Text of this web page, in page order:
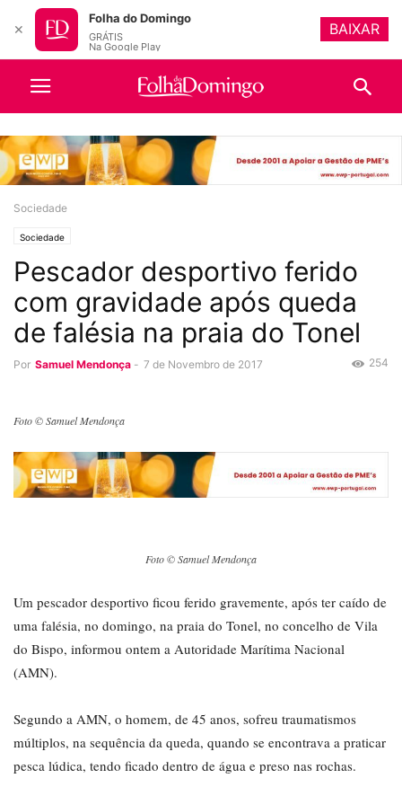
Sociedade
Sociedade
Pescador desportivo ferido
com gravidade após queda
de falésia na praia do Tonel
Por Samuel Mendonça - 7 de Novembro de 2017 254
Foto © Samuel Mendonça
Foto © Samuel Mendonça
Um pescador desportivo ficou ferido gravemente, após ter caído de
uma falésia, no domingo, na praia do Tonel, no concelho de Vila
do Bispo, informou ontem a Autoridade Marítima Nacional
(AMN).
Segundo a AMN, o homem, de 45 anos, sofreu traumatismos
múltiplos, na sequência da queda, quando se encontrava a praticar
pesca lúdica, tendo ficado dentro de água e preso nas rochas.
✕
Folha do Domingo
GRÁTIS
Na Google Play
BAIXAR